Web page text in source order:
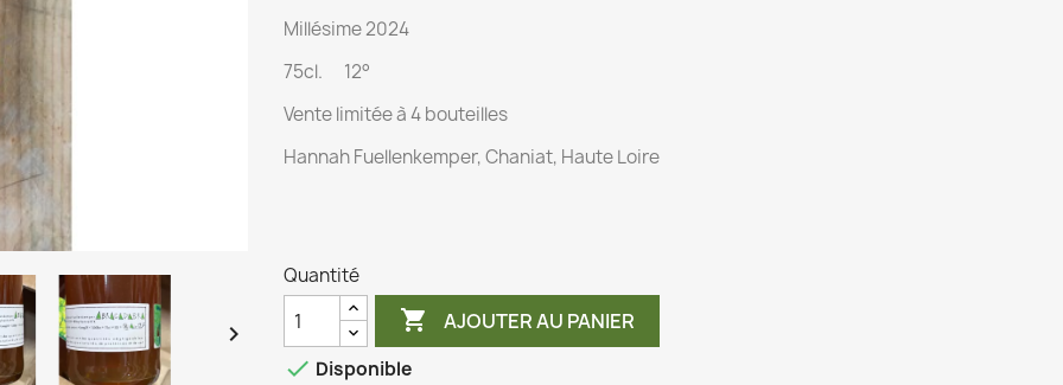

Millésime 2024
75cl. 12°
Vente limitée à 4 bouteilles
Hannah Fuellenkemper, Chaniat, Haute Loire
Quantité
 AJOUTER AU PANIER
 Disponible